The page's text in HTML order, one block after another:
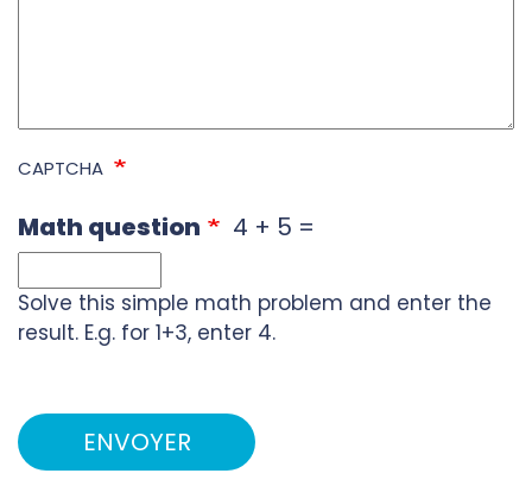
CAPTCHA
Math question 4 + 5 =
Solve this simple math problem and enter the
result. E.g. for 1+3, enter 4.